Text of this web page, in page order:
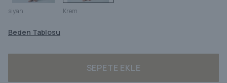
siyah Krem
Beden Tablosu
SEPETE EKLE